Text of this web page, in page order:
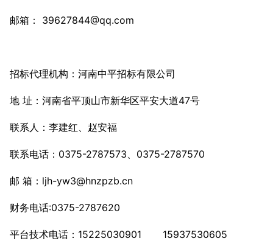
邮箱： 39627844@qq.com
招标代理机构：河南中平招标有限公司
地 址：河南省平顶山市新华区平安大道47号
联系人：李建红、赵安福
联系电话：0375-2787573、0375-2787570
邮 箱：ljh-yw3@hnzpzb.cn
财务电话:0375-2787620
平台技术电话：15225030901 15937530605